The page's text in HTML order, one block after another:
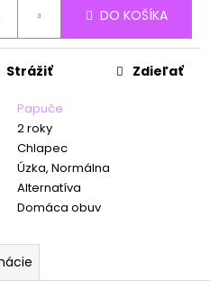
DO KOŠÍKA
Papuče
2 roky
Chlapec
Úzka, Normálna
Alternatíva
Domáca obuv
Strážiť Zdieľať